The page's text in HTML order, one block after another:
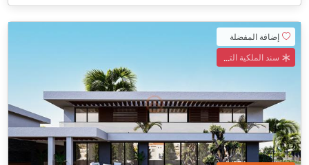
إضافة المفضلة
سند الملكية التركي